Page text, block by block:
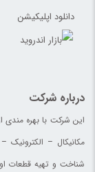
دانلود اپلیکیشن
درباره شرکت
این شرکت با بهره
مکانیکال –
شناخت و تهیه قطعات